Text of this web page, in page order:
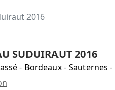
2016
SUDUIRAUT 2016
- Bordeaux- Sauternes -